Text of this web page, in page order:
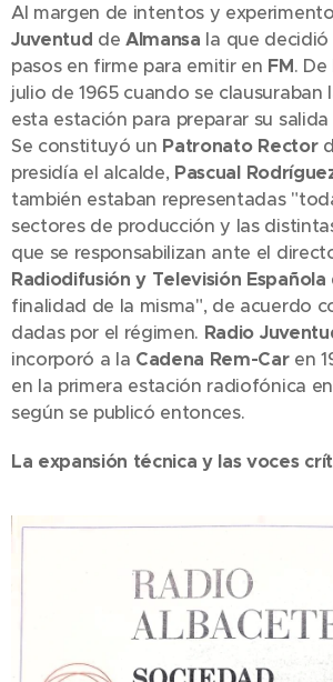
Al margen de intentos y
Juventud de Almansa la que
pasos en firme para emitir en FM.
julio de 1965 cuando se clausuraban
esta estación para preparar su
Se constituyó un Patronato Rector
presidía el alcalde, Pascual
también estaban representadas
sectores de producción y las
que se responsabilizan ante el
Radiodifusión y Televisión Española
finalidad de la misma", de acuerdo
dadas por el régimen. Radio
incorporó a la Cadena Rem-Caren
en la primera estación radiofónica
según se publicó entonces.
La expansión técnica y las voces